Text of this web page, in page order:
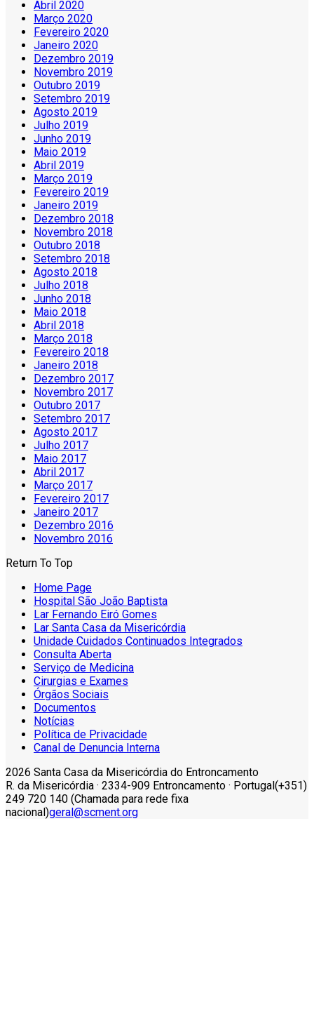
Abril 2020
Março 2020
Fevereiro 2020
Janeiro 2020
Dezembro 2019
Novembro 2019
Outubro 2019
Setembro 2019
Agosto 2019
Julho 2019
Junho 2019
Maio 2019
Abril 2019
Março 2019
Fevereiro 2019
Janeiro 2019
Dezembro 2018
Novembro 2018
Outubro 2018
Setembro 2018
Agosto 2018
Julho 2018
Junho 2018
Maio 2018
Abril 2018
Março 2018
Fevereiro 2018
Janeiro 2018
Dezembro 2017
Novembro 2017
Outubro 2017
Setembro 2017
Agosto 2017
Julho 2017
Maio 2017
Abril 2017
Março 2017
Fevereiro 2017
Janeiro 2017
Dezembro 2016
Novembro 2016
Return To Top
Home Page
Hospital São João Baptista
Lar Fernando Eiró Gomes
Lar Santa Casa da Misericórdia
Unidade Cuidados Continuados Integrados
Consulta Aberta
Serviço de Medicina
Cirurgias e Exames
Órgãos Sociais
Documentos
Notícias
Política de Privacidade
Canal de Denuncia Interna
2026 Santa Casa da Misericórdia do Entroncamento
R. da Misericórdia · 2334-909 Entroncamento · Portugal(+351)
249 720 140 (Chamada para rede fixa
nacional)geral@scment.org